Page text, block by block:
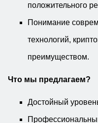
положительного
Понимание
технологий,
преимуществом.
Что мы предлагаем?
​​​​Достойный